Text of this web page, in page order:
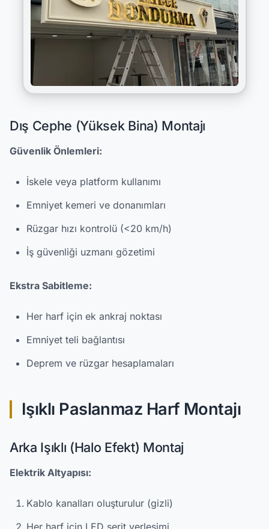
Dış Cephe (Yüksek Bina) Montajı
Güvenlik Önlemleri:
İskele veya platform kullanımı
Emniyet kemeri ve donanımları
Rüzgar hızı kontrolü (<20 km/h)
İş güvenliği uzmanı gözetimi
Ekstra Sabitleme:
Her harf için ek ankraj noktası
Emniyet teli bağlantısı
Deprem ve rüzgar hesaplamaları
Işıklı Paslanmaz Harf Montajı
Arka Işıklı (Halo Efekt) Montaj
Elektrik Altyapısı:
Kablo kanalları oluşturulur (gizli)
Her harf için LED şerit yerleşimi